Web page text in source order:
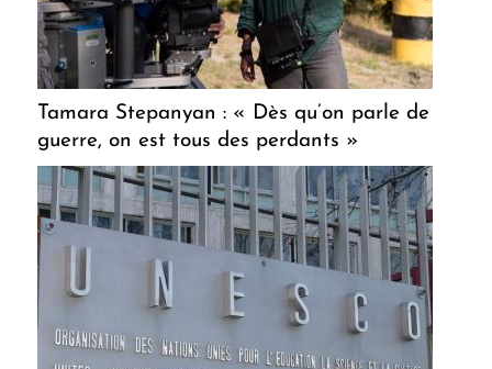
Tamara Stepanyan : « Dès qu’on parle de
guerre, on est tous des perdants »